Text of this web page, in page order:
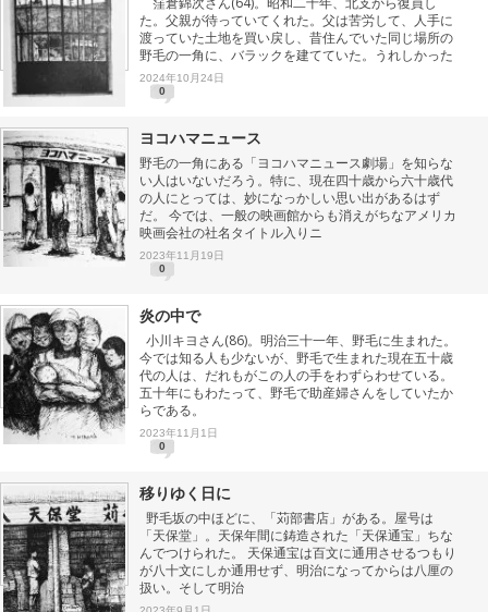
た。父親が待っていてくれた。父は苦労して、人手に
渡っていた土地を買い戻し、昔住んでいた同じ場所の
野毛の一角に、バラックを建てていた。うれしかった
2024年10月24日
0
ヨコハマニュース
野毛の一角にある「ヨコハマニュース劇場」を知らな
い人はいないだろう。特に、現在四十歳から六十歳代
の人にとっては、妙になっかしい思い出があるはず
だ。 今では、一般の映画館からも消えがちなアメリカ
映画会社の社名タイトル入りニ
2023年11月19日
0
炎の中で
小川キヨさん(86)。明治三十一年、野毛に生まれた。
今では知る人も少ないが、野毛で生まれた現在五十歳
代の人は、だれもがこの人の手をわずらわせている。
五十年にもわたって、野毛で助産婦さんをしていたか
らである。
2023年11月1日
0
移りゆく日に
野毛坂の中ほどに、「苅部書店」がある。屋号は
「天保堂」。天保年間に鋳造された「天保通宝」ちな
んでつけられた。 天保通宝は百文に通用させるつもり
が八十文にしか通用せず、明治になってからは八厘の
扱い。そして明治